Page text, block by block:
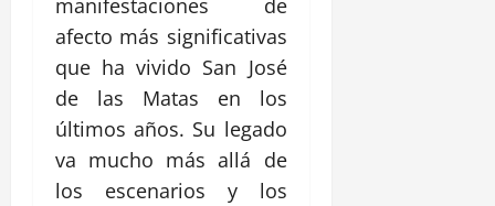
manifestaciones de
afecto más significativas
que ha vivido San José
de las Matas en los
últimos años. Su legado
va mucho más allá de
los escenarios y los